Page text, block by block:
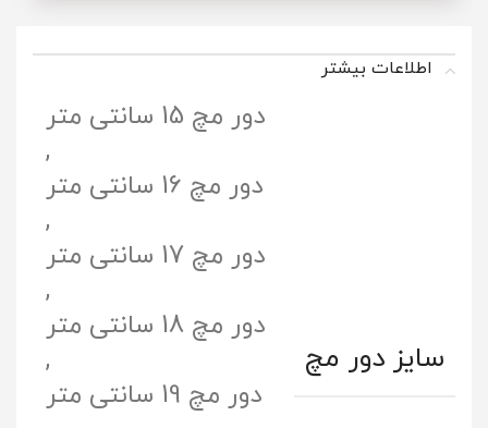
اطلاعات بیشتر
سایز دور مچ
دور مچ 15 سانتی متر
,
دور مچ 16 سانتی متر
,
دور مچ 17 سانتی متر
,
دور مچ 18 سانتی متر
,
دور مچ 19 سانتی متر